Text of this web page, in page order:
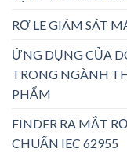
RƠ LE GIÁM SÁT
ỨNG DỤNG CỦA
TRONG NGÀNH
PHẨM
FINDER RA MẮT
CHUẨN IEC 62955